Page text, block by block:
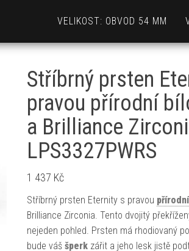
VELIKOST: OBVOD 54 MM
Stříbrný prsten
pravou přírodní
a Brilliance
LPS3327PWRS
1 437 Kč
Stříbrný prsten Eternity s pravou přírodní
Brilliance Zirconia. Tento dvojitý
nejeden pohled. Prsten má rhodiovaný
bude váš šperkzářit a jeho lesk jistě